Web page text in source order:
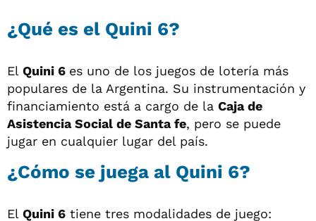
¿Qué es el Quini 6?
El Quini 6 es uno de los juegos de lotería más
populares de la Argentina. Su instrumentación y
financiamiento está a cargo de la Caja de
Asistencia Social de Santa fe, pero se puede
jugar en cualquier lugar del país.
¿Cómo se juega al Quini 6?
El Quini 6 tiene tres modalidades de juego: